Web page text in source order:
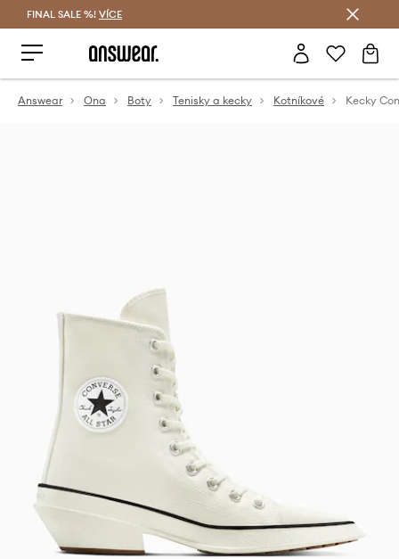
FINAL SALE %! VÍCE
Answear Ona Boty Tenisky a kecky Kotníkové